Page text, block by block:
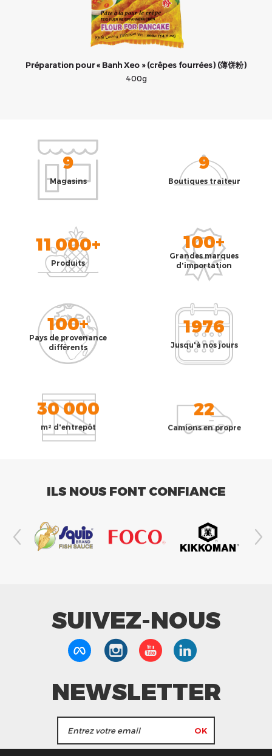
Préparation pour « Banh Xeo » (crêpes fourrées) (薄饼粉)
400g
9
Magasins
9
Boutiques traiteur
11 000+
Produits
100+
Grandes marques
d'importation
100+
Pays de provenance
différents
1976
Jusqu'à nos jours
30 000
m² d'entrepôt
22
Camions en propre
ILS NOUS FONT CONFIANCE
SUIVEZ-NOUS
NEWSLETTER